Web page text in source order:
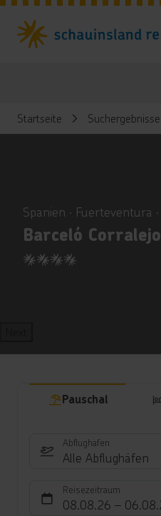
Startseite Suchergebnisse
Spanien ∙ Fuerteventura
Barceló
4
Pauschal
Abflughafen
Alle Abflughäfen
Reisezeitraum
08.08.26 –